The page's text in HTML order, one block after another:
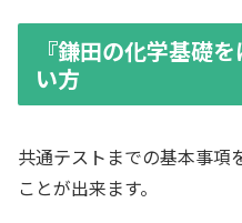
『鎌田の化学基礎
い方
共通テストまでの基本事項
ことが出来ます。